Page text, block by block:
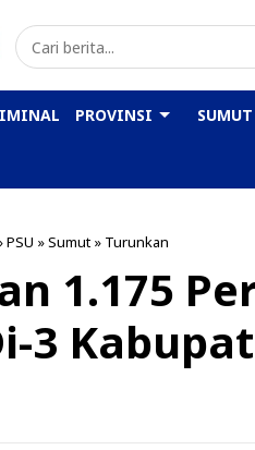
PROVINSI SUMUT
PSU »Sumut » Turunkan
1.175
3